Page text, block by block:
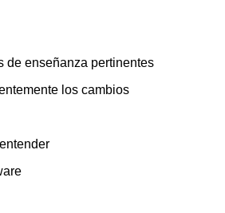
de enseñanza pertinentes
los cambios